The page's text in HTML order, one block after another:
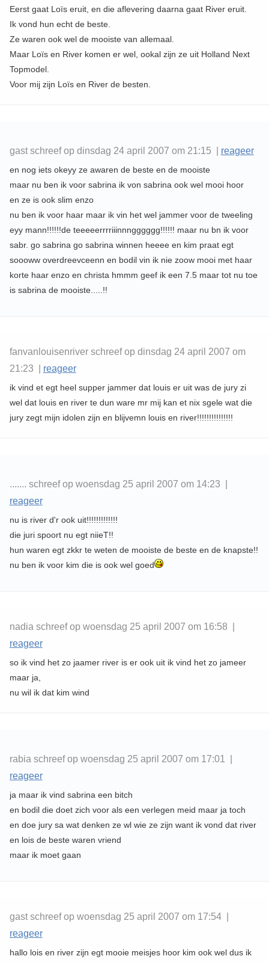
Eerst gaat Loïs eruit, en die aflevering daarna gaat River eruit.
Ik vond hun echt de beste.
Ze waren ook wel de mooiste van allemaal.
Maar Loïs en River komen er wel, ookal zijn ze uit Holland Next
Topmodel.
Voor mij zijn Loïs en River de besten.
gast schreef op dinsdag 24 april 2007 om 21:15 | reageer
en nog iets okeyy ze awaren de beste en de mooiste
maar nu ben ik voor sabrina ik von sabrina ook wel mooi hoor
en ze is ook slim enzo
nu ben ik voor haar maar ik vin het wel jammer voor de tweeling
eyy mann!!!!!!de teeeeerrrriiinnngggggg!!!!!! maar nu bn ik voor
sabr. go sabrina go sabrina winnen heeee en kim praat egt
soooww overdreevceenn en bodil vin ik nie zoow mooi met haar
korte haar enzo en christa hmmm geef ik een 7.5 maar tot nu toe
is sabrina de mooiste.....!!
fanvanlouisenriver schreef op dinsdag 24 april 2007 om
21:23 | reageer
ik vind et egt heel supper jammer dat louis er uit was de jury zi
wel dat louis en river te dun ware mr mij kan et nix sgele wat die
jury zegt mijn idolen zijn en blijvemn louis en river!!!!!!!!!!!!!!!
....... schreef op woensdag 25 april 2007 om 14:23 |
reageer
nu is river d'r ook uit!!!!!!!!!!!!!
die juri spoort nu egt niieT!!
hun waren egt zkkr te weten de mooiste de beste en de knapste!!
nu ben ik voor kim die is ook wel goed
nadia schreef op woensdag 25 april 2007 om 16:58 |
reageer
so ik vind het zo jaamer river is er ook uit ik vind het zo jameer
maar ja,
nu wil ik dat kim wind
rabia schreef op woensdag 25 april 2007 om 17:01 |
reageer
ja maar ik vind sabrina een bitch
en bodil die doet zich voor als een verlegen meid maar ja toch
en doe jury sa wat denken ze wl wie ze zijn want ik vond dat river
en lois de beste waren vriend
maar ik moet gaan
gast schreef op woensdag 25 april 2007 om 17:54 |
reageer
hallo lois en river zijn egt mooie meisjes hoor kim ook wel dus ik